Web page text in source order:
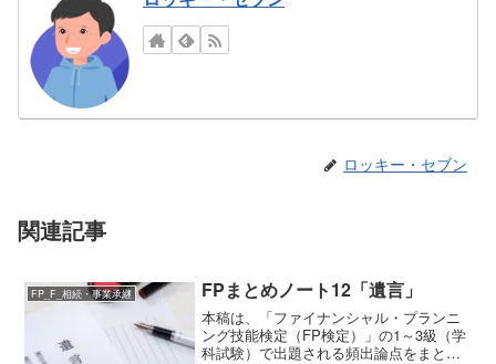
ロッキー・セブン
関連記事
FP_F_相続・事業承継 FPまとめノート12「遺言」
本稿は、「ファイナンシャル・プランニ
ング技能検定（FP検定）」の1～3級（学
科試験）で出題される頻出論点をまとめ